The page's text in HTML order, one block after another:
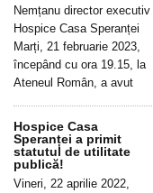
Nemțanu director executiv
Hospice Casa Speranței
Marți, 21 februarie 2023,
începând cu ora 19.15, la
Ateneul Român, a avut
Hospice Casa
Speranței a primit
statutul de utilitate
publică!
Vineri, 22 aprilie 2022,